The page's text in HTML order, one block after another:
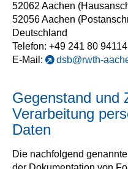
52062 Aachen
52056 Aachen
Deutschland
Telefon: +49 241 80 94114
E-Mail:
dsb@rwth-
Gegenstand und
Verarbeitung
Daten
Die nachfolgend